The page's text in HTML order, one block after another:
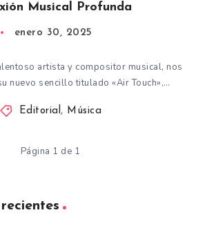
Musical Profunda
enero 30, 2025
artista y compositor musical, nos
nuevo sencillo titulado «Air Touch»,…
Editorial, Música
Página 1 de 1